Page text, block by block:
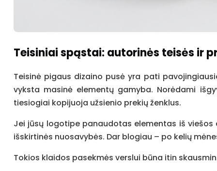
Teisiniai spąstai: autorinės teisės ir
Teisinė pigaus dizaino pusė yra pati
vyksta masinė elementų gamyba. Norėdami
tiesiogiai kopijuoja užsienio prekių ženklus.
Jei jūsų logotipe panaudotas elementas iš
išskirtinės nuosavybės. Dar blogiau – po kelių
Tokios klaidos pasekmės verslui būna itin